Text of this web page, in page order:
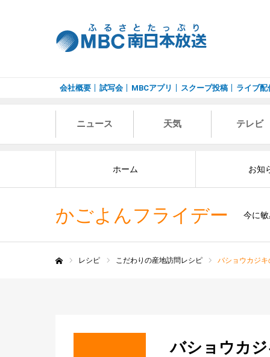
会社概要 試写会 MBCアプリ スクープ投稿 ライブ配
ニュース 天気 テレビ
かごよんフライデー 今に
ホーム お知
レシピ こだわりの産地訪問レシピ バショウカジ
バショウカ